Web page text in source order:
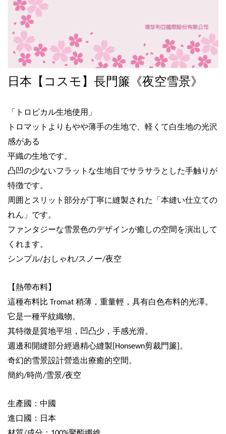
日本【コスモ】長門簾《夜空雪景》
「トロピカル生地使用」
トロマットよりもやや薄手の生地で、軽くて白生地の光沢
感がある
平織の生地です。
凸凹の少ないフラットな生地目でサラサラとした手触りが
特徴です。
周囲とスリット部分が丁寧に縫製された「本縫い仕立ての
れん」です。
ファンタジーな雪景色のデザインが癒しの空間を演出して
くれます。
シンプル/おしゃれ/スノー/夜空
【熱帶布料】
這種布料比 Tromat 稍薄，重量輕，具有白色布料的光澤。
它是一種平紋織物。
其特徵是質地平坦，凹凸少，手感光滑。
週邊和開縫部分經過精心縫製 [Honsewn剪裁門簾 。
奇幻的雪景設計營造出療癒的空間。
簡約/時尚/雪景/夜空
生產國：中國
進口國：日本